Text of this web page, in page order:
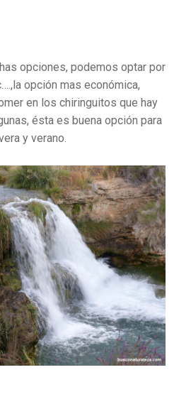
opciones, podemos optar por
opción mas económica,
en los chiringuitos que hay
ésta es buena opción para
y verano.